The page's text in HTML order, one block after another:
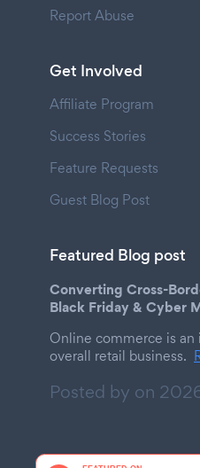
Report Abuse
Get Involved
Affiliate Program
Success Stories
Feature Requests
Guest Blog Post
Featured Blog post
Converting Cross-
Black Friday & Cyber
Online commerce is
overall retail business.
Posted by on